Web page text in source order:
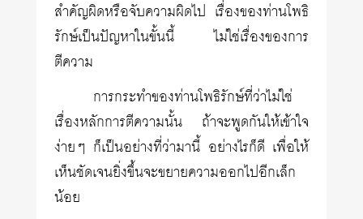
สำคัญผิดหรือจับความผิดไป เรื่องของท่านโพธิ
รักษ์เป็นปัญหาในขั้นนี้ ไม่ใช่เรื่องของการ
ตีความ
การกระทำของท่านโพธิรักษ์ที่ว่าไม่ใช่
เรื่องหลักการตีความนั้น ถ้าจะพูดกันให้เข้าใจ
ง่ายๆ ก็เป็นอย่างที่ว่ามานี้ อย่างไรก็ดี เพื่อให้
เห็นชัดเจนยิ่งขึ้นจะขยายความออกไปอีกเล็ก
น้อย